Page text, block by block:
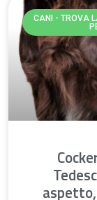
CANI - TROVA